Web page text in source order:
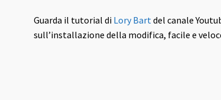
Guarda il tutorial di Lory Bart del canale
sull’installazione della modifica, facile e